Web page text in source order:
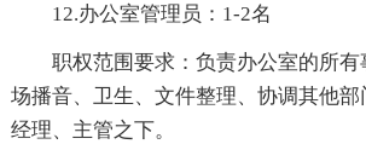
12.办公室管理员：1-2名
职权范围要求：负责办公室的所
场播音、卫生、文件整理、协调其他
经理、主管之下。